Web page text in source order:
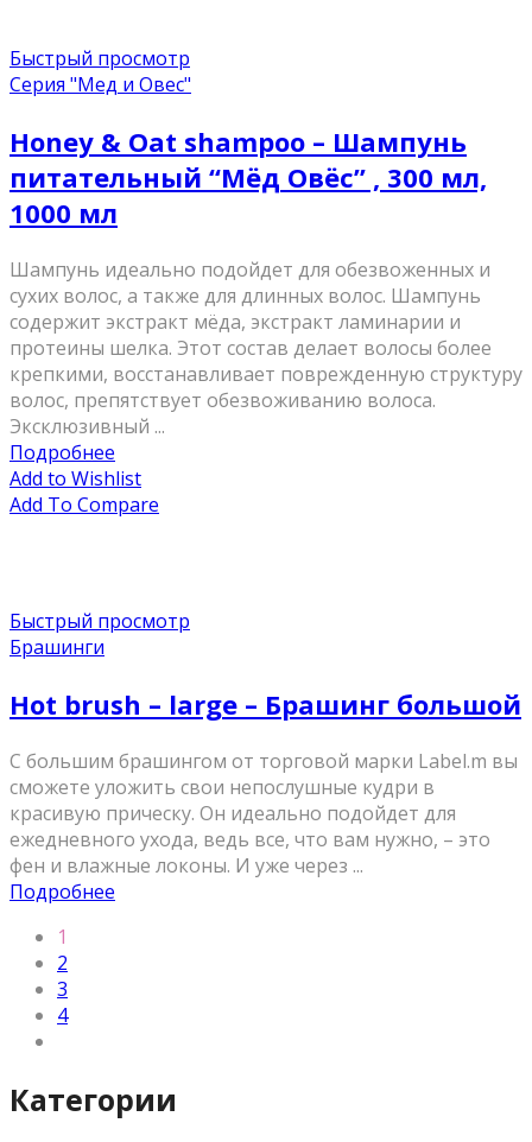
Быстрый просмотр
Серия "Мед и Овес"
Honey & Oat shampoo – Шампунь
питательный “Мёд Овёс” , 300 мл,
1000 мл
Шампунь идеально подойдет для обезвоженных и
сухих волос, а также для длинных волос. Шампунь
содержит экстракт мёда, экстракт ламинарии и
протеины шелка. Этот состав делает волосы более
крепкими, восстанавливает поврежденную структуру
волос, препятствует обезвоживанию волоса.
Эксклюзивный ...
Подробнее
Add to Wishlist
Add To Compare
Быстрый просмотр
Брашинги
Hot brush – large – Брашинг большой
С большим брашингом от торговой марки Label.m вы
сможете уложить свои непослушные кудри в
красивую прическу. Он идеально подойдет для
ежедневного ухода, ведь все, что вам нужно, – это
фен и влажные локоны. И уже через ...
Подробнее
1
2
3
4
Категории